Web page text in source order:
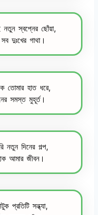
নতুন স্বপ্নের ছোঁয়া,
দুঃখের গাথা।
তোমার হাত ধরে,
সমস্ত মুহূর্ত।
নতুন দিনের গল্প,
আমার জীবন।
প্রতিটি সন্ধ্যা,